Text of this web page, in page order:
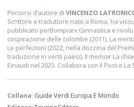
Percorsi d’autore di VINCENZO
Scrittore e traduttore nato a Roma, ha
pubblicato perBompiani Ginnastica e
cospirazione delle colombe (2011), La
Le perfezioni (2022, nella dozzina del
traduzione in venti paesi). Il memoir La
Einaudi nel 2023. Collabora con Il Post e La
Collana: Guide Verdi Europa E Mondo